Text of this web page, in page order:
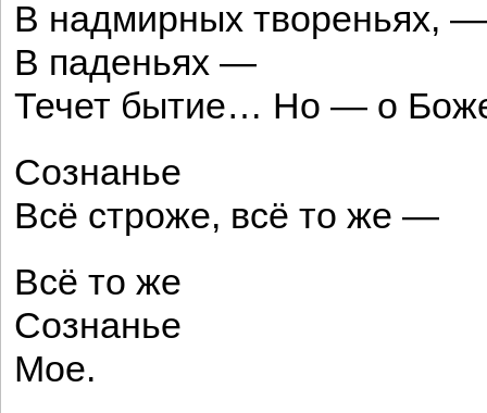
В надмирных твореньях, —
В паденьях —
Течет бытие… Но — о
Сознанье
Всё строже, всё то же —
Всё то же
Сознанье
Мое.